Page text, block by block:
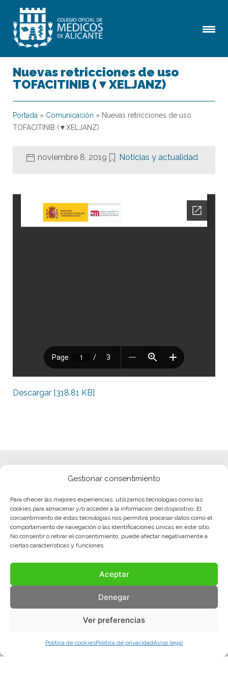
Gestionar consentimiento
Para ofrecer las mejores experiencias, utilizamos tecnologías como las
cookies para almacenar y/o acceder a la información del dispositivo. El
consentimiento de estas tecnologías nos permitirá procesar datos como el
comportamiento de navegación o las identificaciones únicas en este sitio.
No consentir o retirar el consentimiento, puede afectar negativamente a
ciertas características y funciones.
Aceptar
Denegar
Ver preferencias
Política de cookiesPolítica de privacidadAviso legal
Nuevas retricciones de uso
TOFACITINIB (▼XELJANZ)
Portada » Comunicación » Nuevas retricciones de uso
TOFACITINIB (▼XELJANZ)
noviembre 8, 2019 Noticias y actualidad
Descargar [318.81 KB]